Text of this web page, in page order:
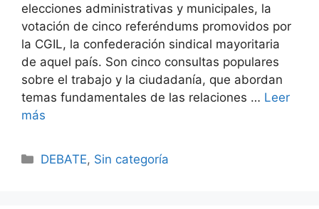
elecciones administrativas y municipales, la
votación de cinco referéndums promovidos por
la CGIL, la confederación sindical mayoritaria
de aquel país. Son cinco consultas populares
sobre el trabajo y la ciudadanía, que abordan
temas fundamentales de las relaciones … Leer
más
DEBATE, Sin categoría